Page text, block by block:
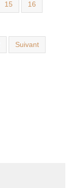
15 16
Suivant